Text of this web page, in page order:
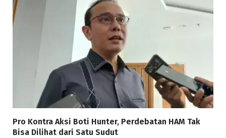
Pro Kontra Aksi Boti Hunter, Perdebatan HAM Tak
Bisa Dilihat dari Satu Sudut